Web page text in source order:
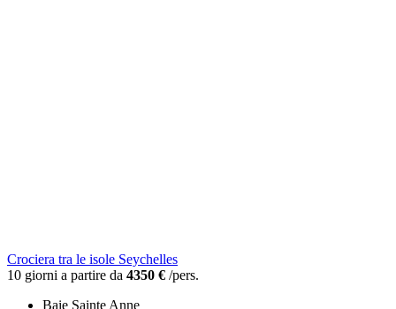
Crociera tra le isole Seychelles
10 giorni a partire da 4350 € /pers.
Baie Sainte Anne